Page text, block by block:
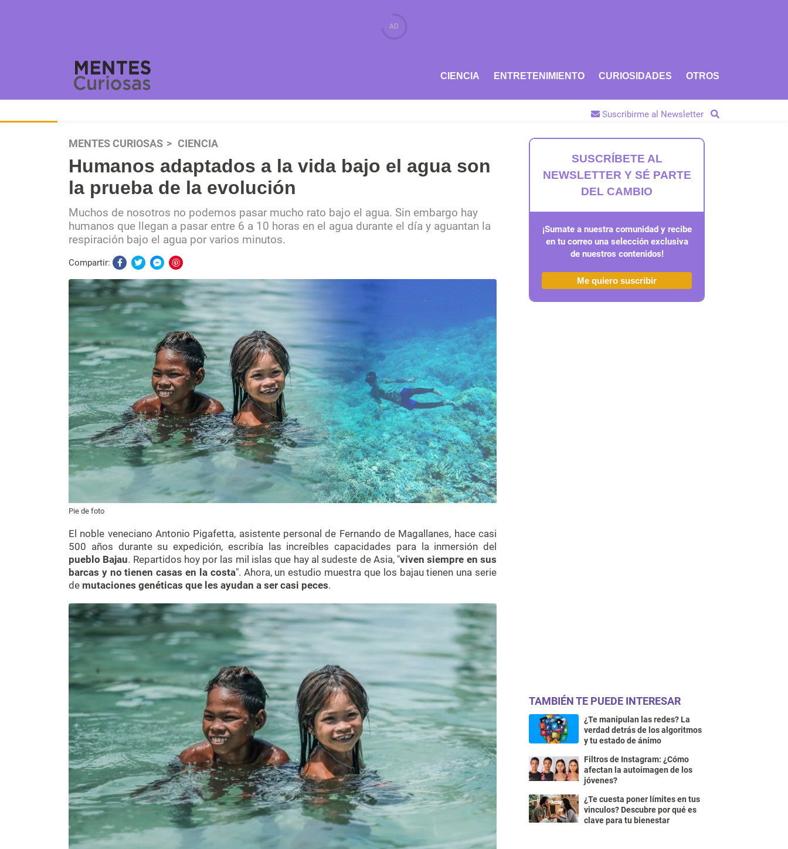
CIENCIA ENTRETENIMIENTO CURIOSIDADES OTROS
Suscribirme al Newsletter
MENTES CURIOSAS CIENCIA
Humanos adaptados a la vida bajo el agua son
la prueba de la evolución
Muchos de nosotros no podemos pasar mucho rato bajo el agua. Sin embargo hay
humanos que llegan a pasar entre 6 a 10 horas en el agua durante el día y aguantan la
respiración bajo el agua por varios minutos.
Compartir:
Pie de foto
El noble veneciano Antonio Pigafetta, asistente personal de Fernando de Magallanes, hace casi
500 años durante su expedición, escribía las increíbles capacidades para la inmersión del
pueblo Bajau. Repartidos hoy por las mil islas que hay al sudeste de Asia, "viven siempre en sus
barcas y no tienen casas en la costa". Ahora, un estudio muestra que los bajau tienen una serie
de mutaciones genéticas que les ayudan a ser casi peces.
SUSCRÍBETE AL
NEWSLETTER Y SÉ PARTE
DEL CAMBIO
¡Sumate a nuestra comunidad y recibe
en tu correo una selección exclusiva
de nuestros contenidos!
Me quiero suscribir
TAMBIÉN TE PUEDE INTERESAR
¿Te manipulan las redes? La
verdad detrás de los algoritmos
y tu estado de ánimo
Filtros de Instagram: ¿Cómo
afectan la autoimagen de los
jóvenes?
¿Te cuesta poner límites en tus
vinculos? Descubre por qué es
clave para tu bienestar